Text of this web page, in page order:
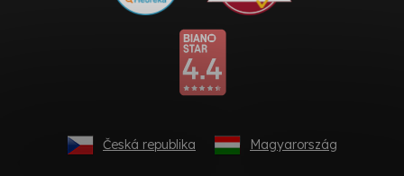
Česká republika Magyarország